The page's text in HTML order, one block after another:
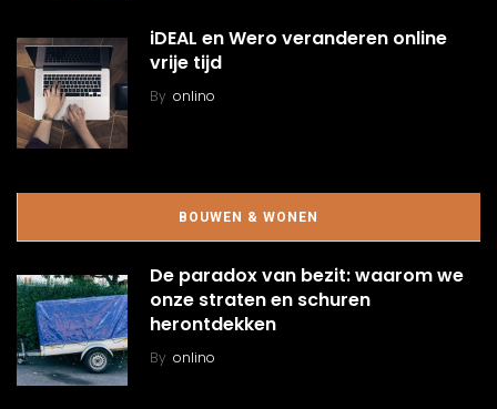
iDEAL en Wero veranderen online
vrije tijd
By onlino
BOUWEN & WONEN
De paradox van bezit: waarom we
onze straten en schuren
herontdekken
By onlino